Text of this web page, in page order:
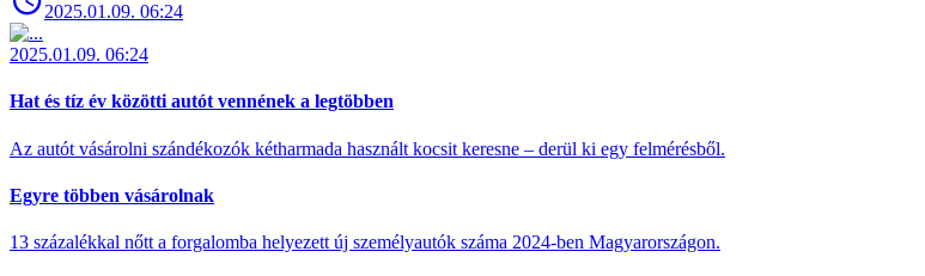
2025.01.09. 06:24
2025.01.09. 06:24
Hat és tíz év közötti autót vennének a legtöbben
Az autót vásárolni szándékozók kétharmada használt kocsit keresne – derül ki egy felmérésből.
Egyre többen vásárolnak
13 százalékkal nőtt a forgalomba helyezett új személyautók száma 2024-ben Magyarországon.